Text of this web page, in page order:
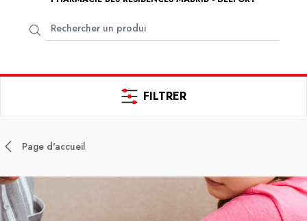
FILTRER
Page d'accueil